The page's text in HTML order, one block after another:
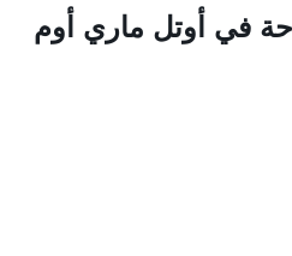
في أوتل ماري أوم